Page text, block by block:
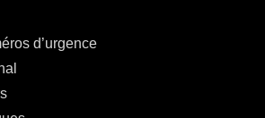
d’urgence